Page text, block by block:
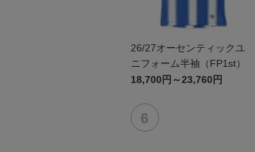
26/27オーセンティックユ
ニフォーム半袖（FP1st）
18,700円～23,760円